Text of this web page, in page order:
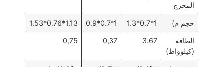
المخرج
حجم م) 1*0.7*1.3
1*0.7*0.9
1.13*0.76*1.53
الطاقة
(كيلوواط)
3.67
0,37
0,75